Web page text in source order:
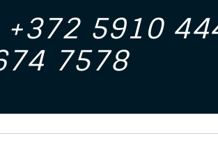
5910
7578